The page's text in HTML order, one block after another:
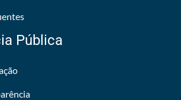
Pública